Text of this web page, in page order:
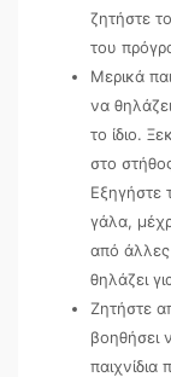
ζητήστε
του
Μερικά
να
το ίδιο.
στο
Εξηγήστε
γάλα,
από άλλες
θηλάζει
Ζητήστε
βοηθήσει
παιχνίδια